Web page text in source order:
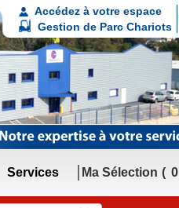
Accédez à votre espace
Gestion de Parc Chariots
Ma Sélection 0
Services